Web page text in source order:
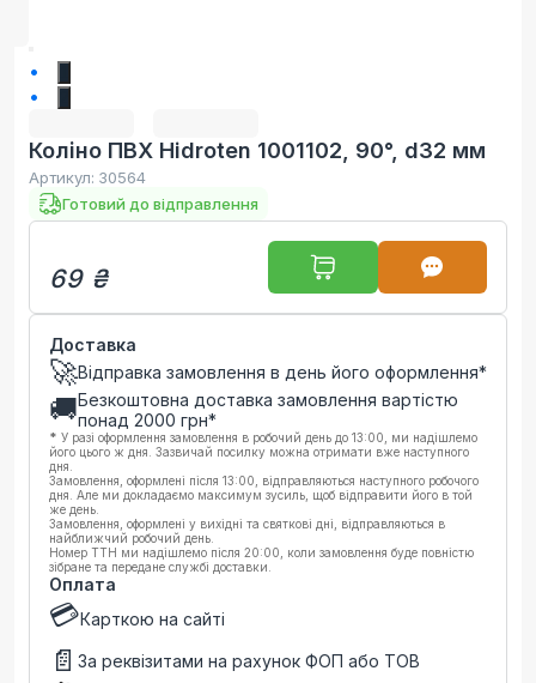
Коліно ПВХ Hidroten 1001102, 90°, d32 мм
Артикул: 30564
Готовий до відправлення
69 ₴
Доставка
🚀Відправка замовлення в день його оформлення*
🚚Безкоштовна доставка замовлення вартістю
понад 2000 грн*
* У разі оформлення замовлення в робочий день до 13:00, ми надішлемо
його цього ж дня. Зазвичай посилку можна отримати вже наступного
дня.
Замовлення, оформлені після 13:00, відправляються наступного робочого
дня. Але ми докладаємо максимум зусиль, щоб відправити його в той
же день.
Замовлення, оформлені у вихідні та святкові дні, відправляються в
найближчий робочий день.
Номер ТТН ми надішлемо після 20:00, коли замовлення буде повністю
зібране та передане службі доставки.
Оплата
💳Карткою на сайті
📄 За реквізитами на рахунок ФОП або ТОВ